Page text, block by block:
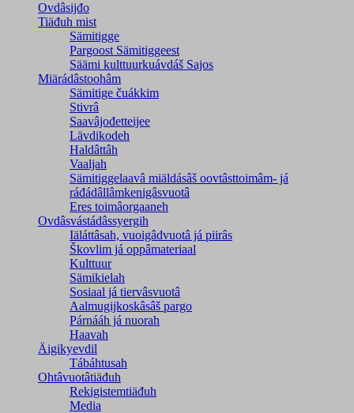
Ovdâsijđo
Tiäđuh mist
Sämitigge
Pargoost Sämitiggeest
Säämi kulttuurkuávdáš Sajos
Miärádâstoohâm
Sämitige čuákkim
Stivrâ
Saavâjođetteijee
Lävdikodeh
Haldâttâh
Vaaljah
Sämitiggelaavâ miäldásâš oovtâsttoimâm- já
ráđádâllâmkenigâsvuotâ
Eres toimâorgaaneh
Ovdâsvástádâssyergih
Iäláttâsah, vuoigâdvuotâ já piirâs
Škovlim já oppâmateriaal
Kulttuur
Sämikielah
Sosiaal já tiervâsvuotâ
Aalmugijkoskâsâš pargo
Párnááh já nuorah
Haavah
Äigikyevdil
Tábáhtusah
Ohtâvuotâtiäđuh
Rekigistemtiäđuh
Media